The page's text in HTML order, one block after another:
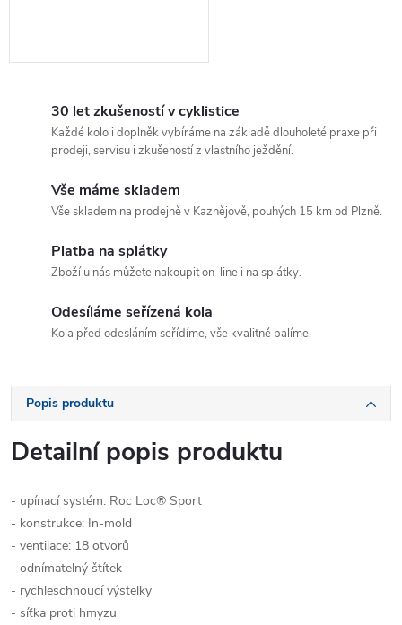
30 let zkušeností v cyklistice
Každé kolo i doplněk vybíráme na základě dlouholeté praxe při
prodeji, servisu i zkušeností z vlastního ježdění.
Vše máme skladem
Vše skladem na prodejně v Kaznějově, pouhých 15 km od Plzně.
Platba na splátky
Zboží u nás můžete nakoupit on-line i na splátky.
Odesíláme seřízená kola
Kola před odesláním seřídíme, vše kvalitně balíme.
Popis produktu
Detailní popis produktu
- upínací systém: Roc Loc® Sport
- konstrukce: In-mold
- ventilace: 18 otvorů
- odnímatelný štítek
- rychleschnoucí výstelky
- síťka proti hmyzu